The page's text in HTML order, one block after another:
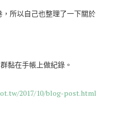
所以自己也整理了一下關於
黏在手帳上做紀錄。
2017/10/blog-post.html